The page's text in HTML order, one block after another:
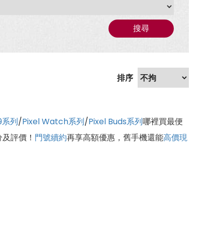
搜尋
列/Pixel Watch系列/Pixel Buds系列哪裡買最便
評價！ 門號續約再享高額優惠，舊手機還能高價現